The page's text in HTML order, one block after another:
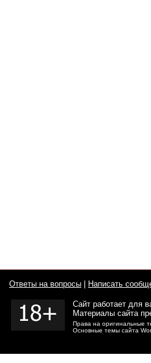
Ответы на вопросы Написать
Сайт работает для
Материалы сайта
Права на оригинальные
Основные темы сайта